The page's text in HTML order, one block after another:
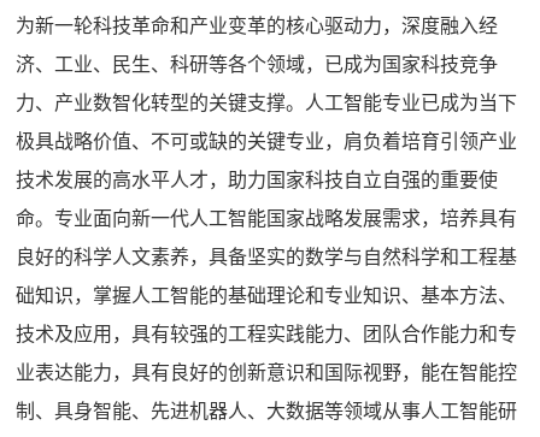
为新一轮科技革命和产业变革的核心驱动力，深度融入经
济、工业、民生、科研等各个领域，已成为国家科技竞争
力、产业数智化转型的关键支撑。人工智能专业已成为当下
极具战略价值、不可或缺的关键专业，肩负着培育引领产业
技术发展的高水平人才，助力国家科技自立自强的重要使
命。专业面向新一代人工智能国家战略发展需求，培养具有
良好的科学人文素养，具备坚实的数学与自然科学和工程基
础知识，掌握人工智能的基础理论和专业知识、基本方法、
技术及应用，具有较强的工程实践能力、团队合作能力和专
业表达能力，具有良好的创新意识和国际视野，能在智能控
制、具身智能、先进机器人、大数据等领域从事人工智能研